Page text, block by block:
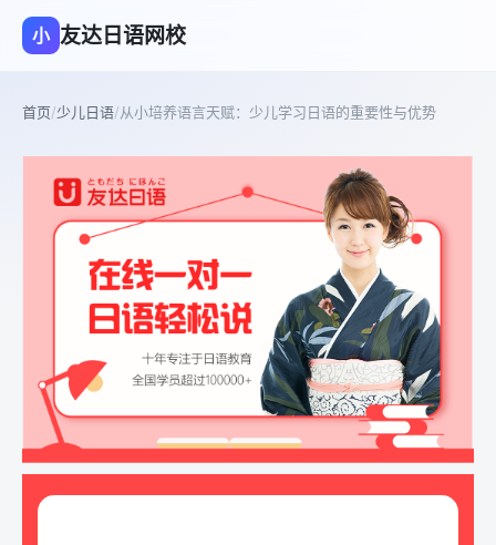
小 友达日语网校
首页/少儿日语/从小培养语言天赋：少儿学习日语的重要性与优势